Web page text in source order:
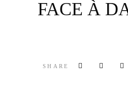
FACE À
SHARE